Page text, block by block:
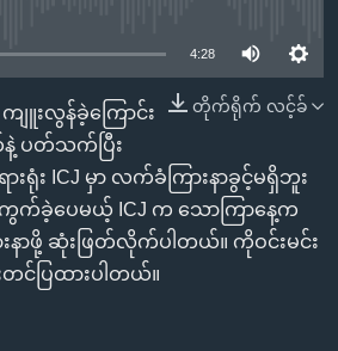
4:28
တိုက်ရိုက် လင့်ခ်
းလွန်ခဲ့ကြောင်း
ပတ်သက်ပြီး
ရုံး ICJ မှာ လက်ခံကြားနာခွင့်မရှိဘူး
ခဲ့ပေမယ့် ICJ က သောကြာနေ့က
နာဖို့ ဆုံးဖြတ်လိုက်ပါတယ်။ ကိုဝင်းမင်း
င်ပြထားပါတယ်။